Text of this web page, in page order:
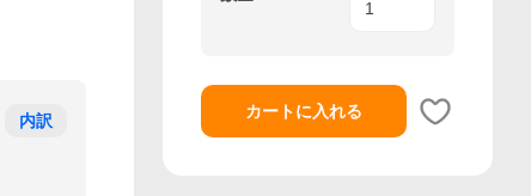
内訳 カートに入れる